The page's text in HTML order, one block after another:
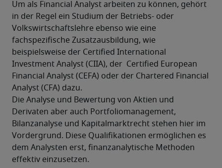
Um als Financial Analyst arbeiten zu können, gehört
in der Regel ein Studium der Betriebs- oder
Volkswirtschaftslehre ebenso wie eine
fachspezifische Zusatzausbildung, wie
beispielsweise der Certified International
Investment Analyst (CIIA), der  Certified European
Financial Analyst (CEFA) oder der Chartered Financial
Analyst (CFA) dazu.
Die Analyse und Bewertung von Aktien und
Derivaten aber auch Portfoliomanagement,
Bilanzanalyse und Kapitalmarktrecht stehen hier im
Vordergrund. Diese Qualifikationen ermöglichen es
dem Analysten erst, finanzanalytische Methoden
effektiv einzusetzen.